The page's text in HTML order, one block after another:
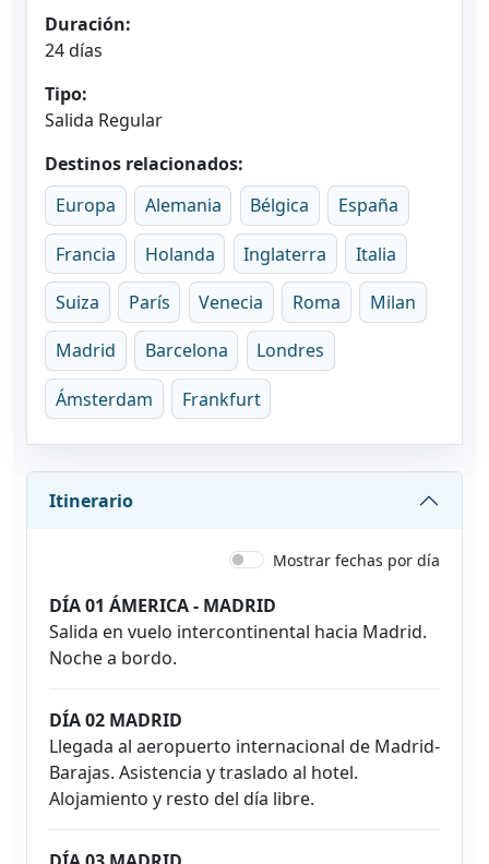
Duración:
24 días
Tipo:
Salida Regular
Destinos relacionados:
Europa
Alemania Bélgica España
Francia Holanda Inglaterra Italia
Suiza París Venecia Roma Milan
Madrid Barcelona Londres
Ámsterdam Frankfurt
Itinerario
Mostrar fechas por día
DÍA 01 ÁMERICA - MADRID
Salida en vuelo intercontinental hacia Madrid.
Noche a bordo.
DÍA 02 MADRID
Llegada al aeropuerto internacional de Madrid-
Barajas. Asistencia y traslado al hotel.
Alojamiento y resto del día libre.